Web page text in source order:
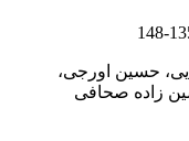
135-
حسین اورجی،
زاده صحافی